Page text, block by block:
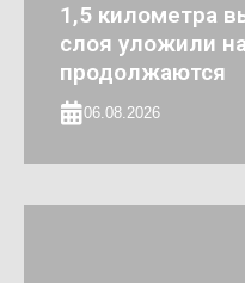
1,5 километра
слоя уложили
продолжаются
06.08.2026